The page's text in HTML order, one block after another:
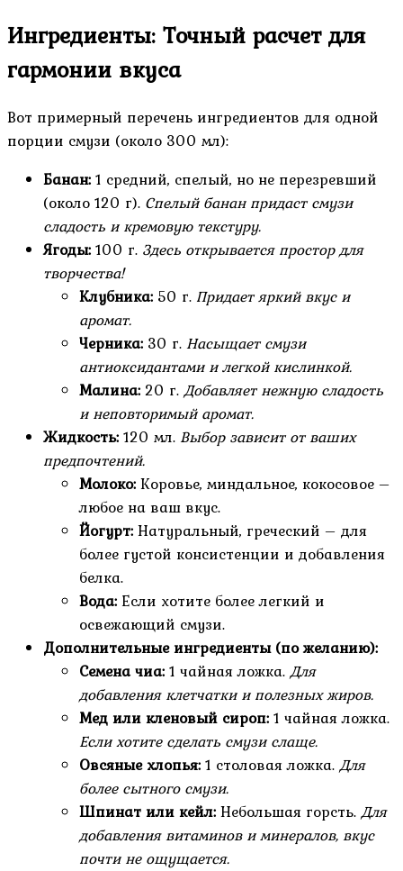
Ингредиенты: Точный расчет для
гармонии вкуса
Вот примерный перечень ингредиентов для одной
порции смузи (около 300 мл):
Банан:1 средний, спелый, но не перезревший
(около 120 г). Спелый банан придаст смузи
сладость и кремовую текстуру.
Ягоды:100 г. Здесь открывается простор для
творчества!
Клубника: 50 г. Придает яркий вкус и
аромат.
Черника: 30 г.Насыщает смузи
антиоксидантами и легкой кислинкой.
Малина:20 г.Добавляет нежную сладость
и неповторимый аромат.
Жидкость:120 мл. Выбор зависит от ваших
предпочтений.
Молоко:Коровье, миндальное, кокосовое –
любое на ваш вкус.
Йогурт:Натуральный, греческий – для
более густой консистенции и добавления
белка.
Вода:Если хотите более легкий и
освежающий смузи.
Дополнительные ингредиенты (по желанию):
Семена чиа:1 чайная ложка.Для
добавления клетчатки и полезных жиров.
Мед или кленовый сироп:1 чайная ложка.
Если хотите сделать смузи слаще.
Овсяные хлопья:1 столовая ложка.Для
более сытного смузи.
Шпинат или кейл:Небольшая горсть.Для
добавления витаминов и минералов, вкус
почти не ощущается.